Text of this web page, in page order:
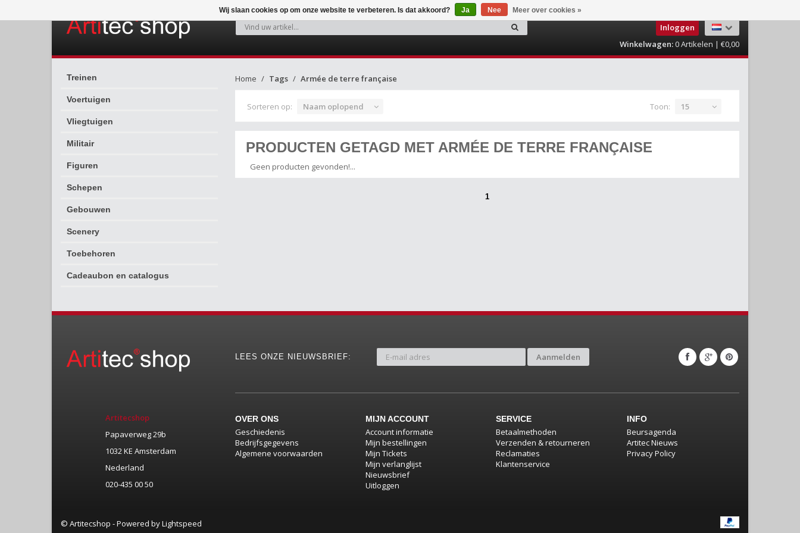
Inloggen
Winkelwagen:0Artikelen | €0,00
Treinen
Voertuigen
Vliegtuigen
Militair
Figuren
Schepen
Gebouwen
Scenery
Toebehoren
Cadeaubon en catalogus
Home Tags Armée de terre française
Sorteren op: Naam oplopend Toon: 15
PRODUCTEN GETAGD MET ARMÉE DE TERRE FRANÇAISE
Geen producten gevonden!...
1
Artitecshop
Papaverweg 29b
1032 KE Amsterdam
Nederland
020-435 00 50
LEES ONZE NIEUWSBRIEF: Aanmelden
OVER ONS
Geschiedenis
Bedrijfsgegevens
Algemene voorwaarden
MIJN ACCOUNT
Account informatie
Mijn bestellingen
Mijn Tickets
Mijn verlanglijst
Nieuwsbrief
Uitloggen
SERVICE
Betaalmethoden
Verzenden & retourneren
Reclamaties
Klantenservice
INFO
Beursagenda
Artitec Nieuws
Privacy Policy
© Artitecshop - Powered byLightspeed
Wij slaan cookies op om onze website te verbeteren. Is dat akkoord? Ja Nee Meer over cookies »